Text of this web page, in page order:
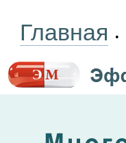
Главная •